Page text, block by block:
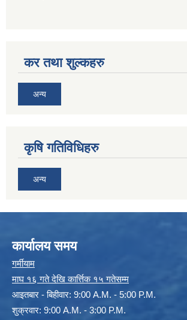
कर तथा शुल्कहरु
अन्य
कृषि गतिविधिहरु
अन्य
कार्यालय समय
गर्मीयाम
माघ १६ गते देखि कार्त्तिक १५ गतेसम्म
आइतबार - बिहीवार: 9:00 A.M. - 5:00 P.M.
शुक्रवार: 9:00 A.M. - 3:00 P.M.